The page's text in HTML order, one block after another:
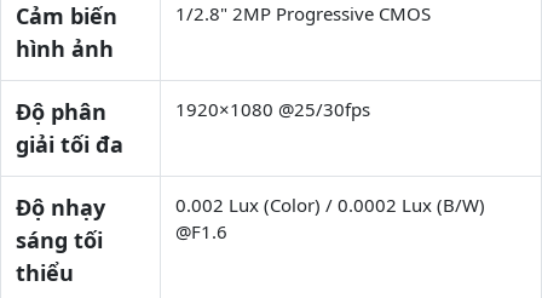
Cảm biến
hình ảnh
1/2.8" 2MP Progressive CMOS
Độ phân
giải tối đa
1920×1080 @25/30fps
Độ nhạy
sáng tối
thiểu
0.002 Lux (Color) / 0.0002 Lux (B/W)
@F1.6